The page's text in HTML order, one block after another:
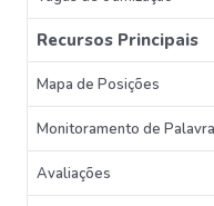
Recursos Principais
Mapa de Posições
Monitoramento de
Avaliações